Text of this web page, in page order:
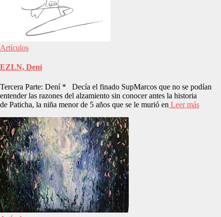
Artículos
EZLN, Dení
Tercera Parte: Dení * Decía el finado SupMarcos que no se podían
entender las razones del alzamiento sin conocer antes la historia
de Paticha, la niña menor de 5 años que se le murió en Leer más